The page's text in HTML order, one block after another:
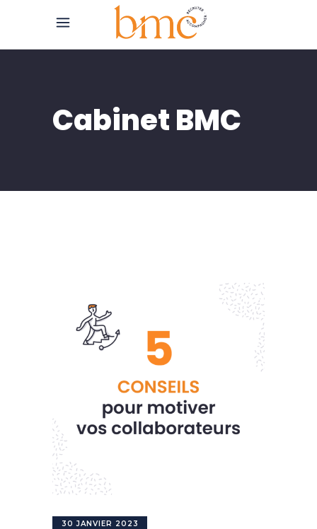
Cabinet BMC
30 JANVIER 2023